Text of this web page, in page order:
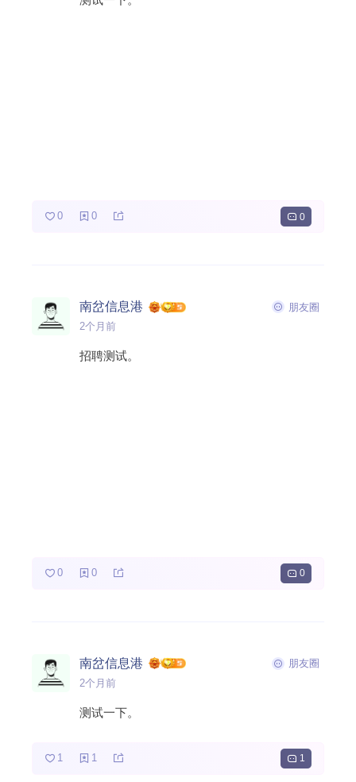
0 0 0
南岔信息港
朋友圈
2个月前
招聘测试。
0 0 0
南岔信息港
朋友圈
2个月前
测试一下。
1 1 1